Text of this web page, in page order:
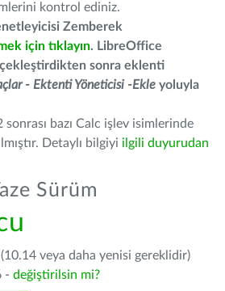
kontrol ediniz.
Zemberek
için tıklayın. LibreOffice
sonra eklenti
- Ektenti Yöneticisi -Ekle yoluyla
bazı Calc işlev isimlerinde
Detaylı bilgiyi ilgili duyurudan
Sürüm
veya daha yenisi gereklidir)
- değiştirilsin mi?